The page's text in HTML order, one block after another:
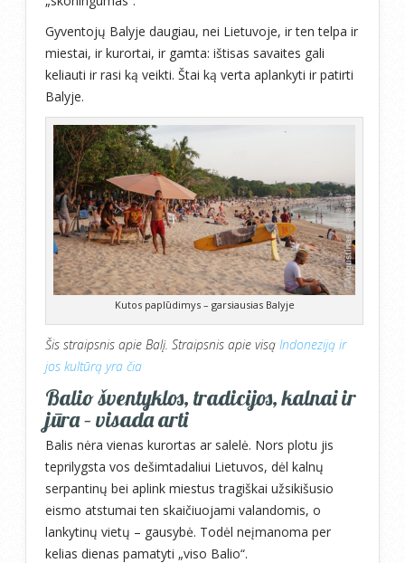
Gyventojų Balyje daugiau, nei Lietuvoje, ir ten telpa ir
miestai, ir kurortai, ir gamta: ištisas savaites gali
keliauti ir rasi ką veikti. Štai ką verta aplankyti ir patirti
Balyje.
Kutos paplūdimys – garsiausias Balyje
Šis straipsnis apie Balį. Straipsnis apie visą Indoneziją ir
jos kultūrą yra čia
Balio šventyklos, tradicijos, kalnai ir
jūra – visada arti
Balis nėra vienas kurortas ar salelė. Nors plotu jis
teprilygsta vos dešimtadaliui Lietuvos, dėl kalnų
serpantinų bei aplink miestus tragiškai užsikišusio
eismo atstumai ten skaičiuojami valandomis, o
lankytinų vietų – gausybė. Todėl neįmanoma per
kelias dienas pamatyti „viso Balio“.